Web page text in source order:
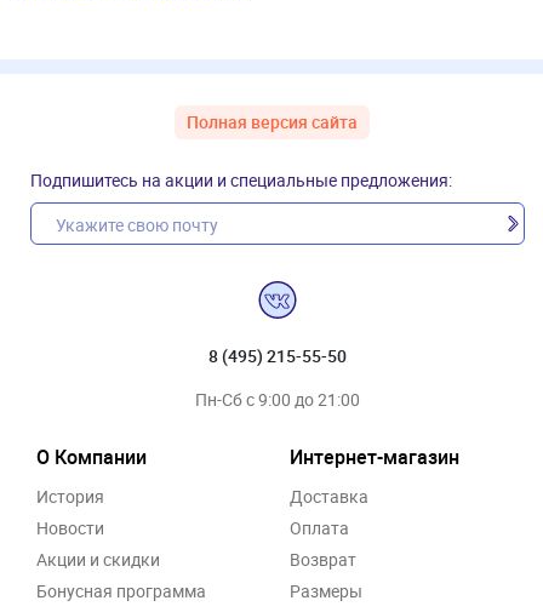
Полная версия сайта
Подпишитесь на акции и специальные предложения:
8 (495) 215-55-50
Пн-Сб с 9:00 до 21:00
О Компании
История
Новости
Акции и скидки
Бонусная программа
Интернет-магазин
Доставка
Оплата
Возврат
Размеры